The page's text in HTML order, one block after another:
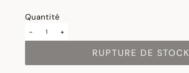
Quantité
- +
RUPTURE DE STOCK